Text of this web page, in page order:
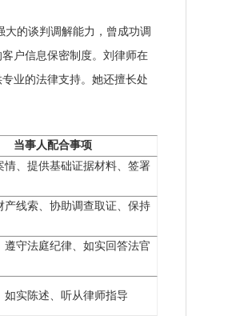
的谈判调解能力，曾成功调
户信息保密制度。刘律师在
业的法律支持。她还擅长处
当事人配合事项
情、提供基础证据材料、签署
产线索、协助调查取证、保持
遵守法庭纪律、如实回答法官
如实陈述、听从律师指导